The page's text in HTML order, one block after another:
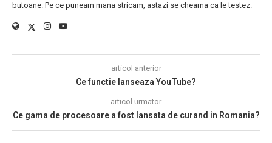
butoane. Pe ce puneam mana stricam, astazi se cheama ca le testez.
articol anterior
Ce functie lanseaza YouTube?
articol urmator
Ce gama de procesoare a fost lansata de curand in Romania?